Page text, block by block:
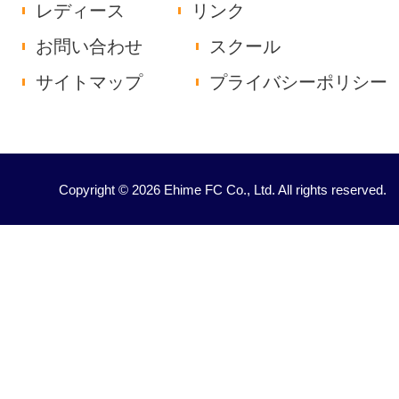
レディース
リンク
お問い合わせ
スクール
サイトマップ
プライバシーポリシー
Copyright © 2026 Ehime FC Co., Ltd. All rights reserved.